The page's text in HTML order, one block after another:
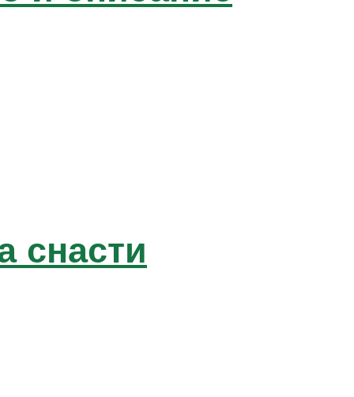
снасти